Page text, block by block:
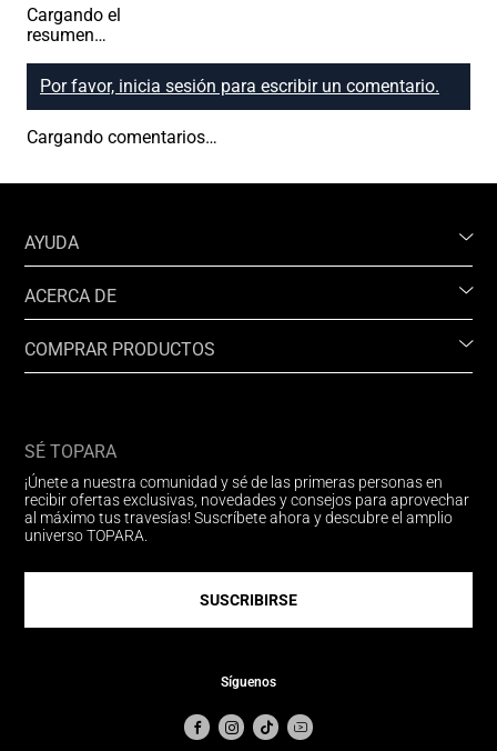
Cargando el
resumen…
Por favor, inicia sesión para escribir un comentario.
Cargando comentarios…
AYUDA
ACERCA DE
COMPRAR PRODUCTOS
SÉ TOPARA
¡Únete a nuestra comunidad y sé de las primeras personas en
recibir ofertas exclusivas, novedades y consejos para aprovechar
al máximo tus travesías! Suscríbete ahora y descubre el amplio
universo TOPARA.
SUSCRIBIRSE
Síguenos